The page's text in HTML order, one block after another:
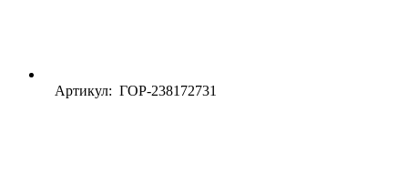
Артикул: ГОР-238172731